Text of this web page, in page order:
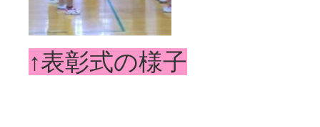
↑表彰式の様子